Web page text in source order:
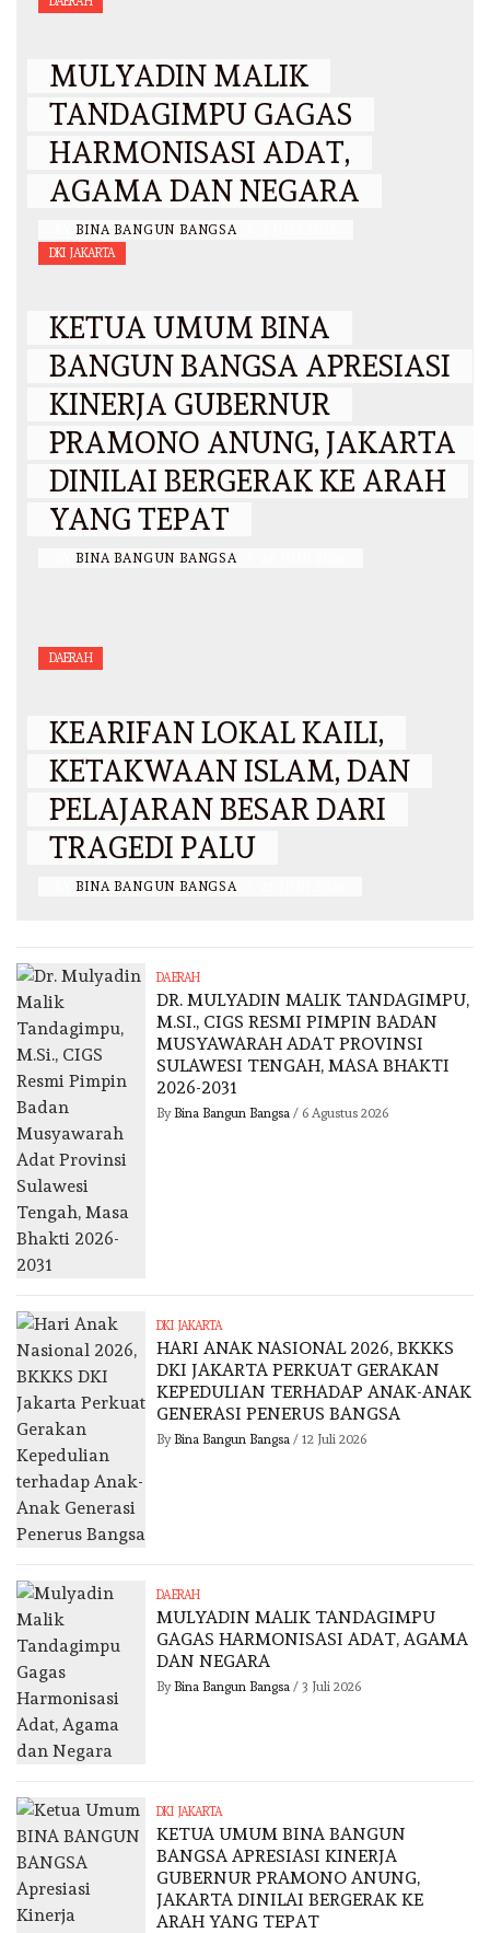
MULYADIN MALIK
TANDAGIMPU GAGAS
HARMONISASI ADAT,
AGAMA DAN NEGARA
BINA BANGUN BANGSA
DKI JAKARTA
KETUA UMUM BINA
BANGUN BANGSA APRESIASI
KINERJA GUBERNUR
PRAMONO ANUNG, JAKARTA
DINILAI BERGERAK KE ARAH
YANG TEPAT
BINA BANGUN BANGSA
DAERAH
KEARIFAN LOKAL KAILI,
KETAKWAAN ISLAM, DAN
PELAJARAN BESAR DARI
TRAGEDI PALU
BINA BANGUN BANGSA
DAERAH
DR. MULYADIN MALIK TANDAGIMPU,
M.SI., CIGS RESMI PIMPIN BADAN
MUSYAWARAH ADAT PROVINSI
SULAWESI TENGAH, MASA BHAKTI
2026-2031
By Bina Bangun Bangsa/ 6 Agustus 2026
DKI JAKARTA
HARI ANAK NASIONAL 2026, BKKKS
DKI JAKARTA PERKUAT GERAKAN
KEPEDULIAN TERHADAP ANAK-ANAK
GENERASI PENERUS BANGSA
By Bina Bangun Bangsa/ 12 Juli 2026
DAERAH
MULYADIN MALIK TANDAGIMPU
GAGAS HARMONISASI ADAT, AGAMA
DAN NEGARA
By Bina Bangun Bangsa/ 3 Juli 2026
DKI JAKARTA
KETUA UMUM BINA BANGUN
BANGSA APRESIASI KINERJA
GUBERNUR PRAMONO ANUNG,
JAKARTA DINILAI BERGERAK KE
ARAH YANG TEPAT